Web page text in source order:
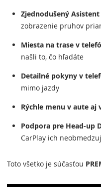
Zjednodušený
zobrazenie pruhov
Miesta na trase v
našli to, čo hľadáte
Detailné pokyny v
mimo jazdy
Rýchle menu v aute aj
Podpora pre Head-up
CarPlay ich
Toto všetko je súčasťou